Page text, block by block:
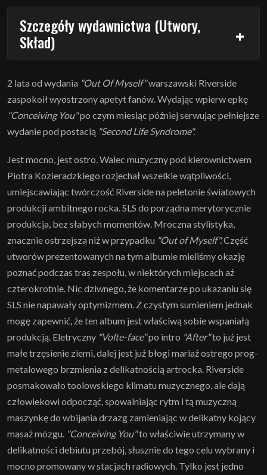
Szczegóły wydawnictwa (Utwory,
Skład)
2 lata od wydania "Out Of Myself"warszawski Riverside
zaspokoił wyostrzony apetyt fanów. Wydając wpierw epkę
"Conceiving You"po czym miesiąc później serwując pełniejsze
wydanie pod postacią "Second Life Syndrome".
Jest mocno, jest ostro. Walec muzyczny pod kierownictwem
Piotra Kozieradzkiego rozjechał wszelkie wątpliwości,
umiejscawiając twórczość Riverside na peletonie światowych
produkcji ambitnego rocka. SLS do porządna merytorycznie
produkcja, bez słabych momentów. Mroczna stylistyka,
znacznie ostrzejsza niż w przypadku "Out of Myself".Część
utworów prezentowanych na tym albumie mieliśmy okazję
poznać podczas tras zespołu, w niektórych miejscach aż
czterokrotnie. Nic dziwnego, że komentarze po ukazaniu się
SLS nie napawały optymizmem. Z czystym sumieniem jednak
mogę zapewnić, że ten album jest właściwą sobie wspaniałą
produkcją. Eletryczny "Volte-face"po intro "After"to już jest
małe trzęsienie ziemi, dalej jest już błogi mariaż ostrego prog-
metalowego brzmienia z delikatnością artrocka. Riverside
posmakowało toolowskiego klimatu muzycznego, ale dają
człowiekowi odpocząć, spowalniając rytm i tą muzyczną
maszynkę do wbijania drzazg zamieniając w delikatny kojący
masaż mózgu. "Conceiving You"to właściwie utrzymany w
delikatności debiutu przebój, słusznie do tego celu wybrany i
mocno promowany w stacjach radiowych. Tylko jest jedno